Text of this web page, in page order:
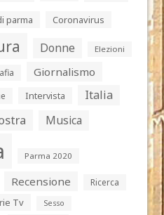
parma Coronavirus
Donne Elezioni
Giornalismo
Intervista Italia
Musica
Parma 2020
Recensione
Ricerca
Tv Sesso